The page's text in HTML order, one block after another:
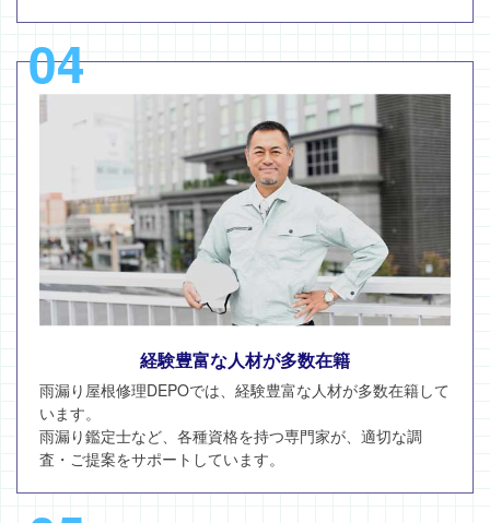
04
経験豊富な人材が多数在籍
雨漏り屋根修理DEPOでは、経験豊富な人材が多数在籍して
います。
雨漏り鑑定士など、各種資格を持つ専門家が、適切な調
査・ご提案をサポートしています。